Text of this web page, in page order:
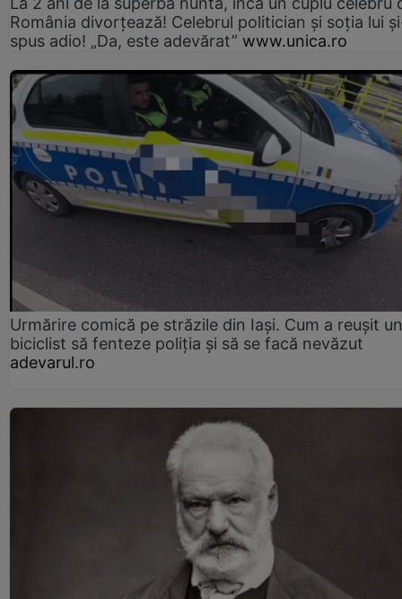
România divorțează! Celebrul politician și soția lui
spus adio! „Da, este adevărat” www.unica.ro
Urmărire comică pe străzile din Iași. Cum a reușit un
biciclist să fenteze poliția și să se facă nevăzut
adevarul.ro